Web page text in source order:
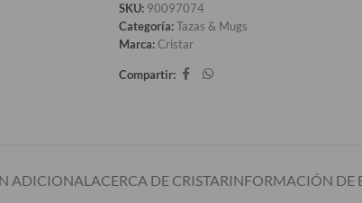
SKU: 90097074
Categoría:Tazas & Mugs
Marca:Cristar
Compartir:
ADICIONAL ACERCA DE CRISTARINFORMACIÓN DE